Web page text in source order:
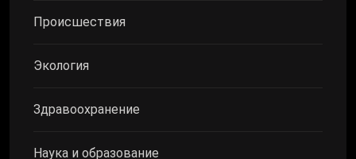
Происшествия
Экология
Здравоохранение
Наука и образование